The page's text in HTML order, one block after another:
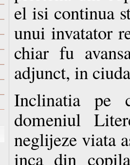
el isi continua
unui invatator
chiar fu
adjunct, in
Inclinatia pe
domeniul
neglijeze viata
inca din